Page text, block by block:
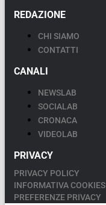
REDAZIONE
CHI SIAMO
CONTATTI
CANALI
NEWSLAB
SOCIALAB
CRONACA
VIDEOLAB
PRIVACY
PRIVACY POLICY
INFORMATIVA COOKIES
PREFERENZE PRIVACY